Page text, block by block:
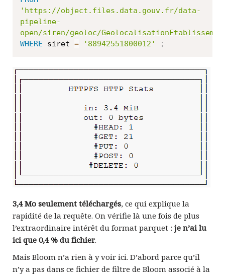
'https://object.files.data.gouv.fr/data-
pipeline-
open/siren/geoloc/
WHERE siret = '88942551800012' ;
3,4 Mo seulement téléchargés, ce qui explique la
rapidité de la requête. On vérifie là une fois de plus
l’extraordinaire intérêt du format parquet : je n’ai lu
ici que 0,4 % du fichier.
Mais Bloom n’a rien à y voir ici. D’abord parce qu’il
n’y a pas dans ce fichier de filtre de Bloom associé à la